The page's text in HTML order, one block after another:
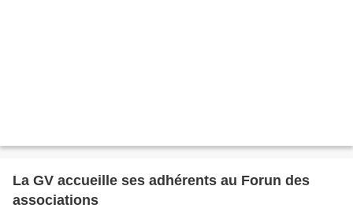
La GV accueille ses adhérents au Forun des
associations